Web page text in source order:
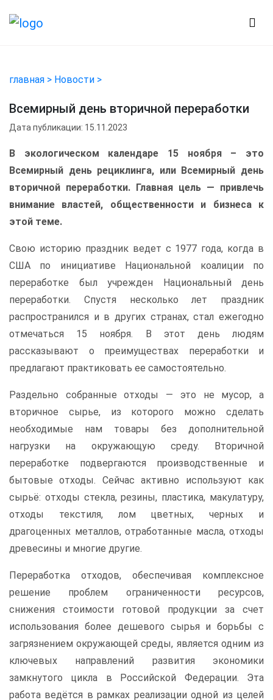
главная > Новости >
Всемирный день вторичной переработки
Дата публикации: 15.11.2023
В экологическом календаре 15 ноября – это
Всемирный день рециклинга, или Всемирный день
вторичной переработки. Главная цель — привлечь
внимание властей, общественности и бизнеса к
этой теме.
Свою историю праздник ведет с 1977 года, когда в
США по инициативе Национальной коалиции по
переработке был учрежден Национальный день
переработки. Спустя несколько лет праздник
распространился и в других странах, стал ежегодно
отмечаться 15 ноября. В этот день людям
рассказывают о преимуществах переработки и
предлагают практиковать ее самостоятельно.
Раздельно собранные отходы — это не мусор, а
вторичное сырье, из которого можно сделать
необходимые нам товары без дополнительной
нагрузки на окружающую среду. Вторичной
переработке подвергаются производственные и
бытовые отходы. Сейчас активно используют как
сырьё: отходы стекла, резины, пластика, макулатуру,
отходы текстиля, лом цветных, черных и
драгоценных металлов, отработанные масла, отходы
древесины и многие другие.
Переработка отходов, обеспечивая комплексное
решение проблем ограниченности ресурсов,
снижения стоимости готовой продукции за счет
использования более дешевого сырья и борьбы с
загрязнением окружающей среды, является одним из
ключевых направлений развития экономики
замкнутого цикла в Российской Федерации. Эта
работа ведётся в рамках реализации одной из целей